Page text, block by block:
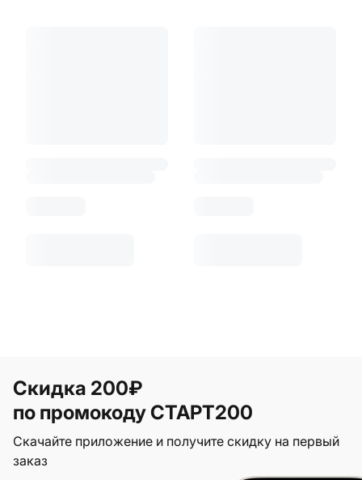
Скидка 200₽
по промокоду СТАРТ200
Скачайте приложение и получите скидку на первый
заказ